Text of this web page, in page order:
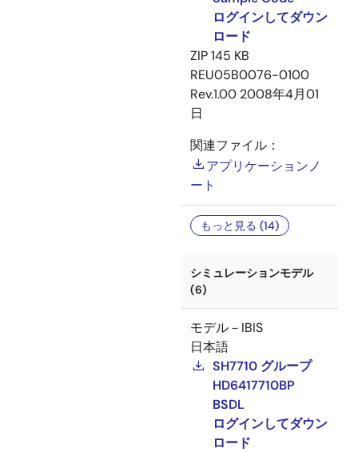
ログインしてダウン
ロード
ZIP145 KB
REU05B0076-0100
Rev.1.00 2008年4月01
日
関連ファイル：
アプリケーションノ
ート
もっと見る (14)
シミュレーションモデル
(6)
モデル－IBIS
日本語
SH7710 グループ
HD6417710BP
BSDL
ログインしてダウン
ロード